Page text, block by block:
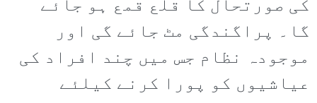
کی صورتحال کا قلع قمع ہو جائے
گا۔ پراگندگی مٹ جائے گی اور
موجودہ نظام جس میں چند افراد کی
عیاشیوں کو پورا کرنے کیلئے